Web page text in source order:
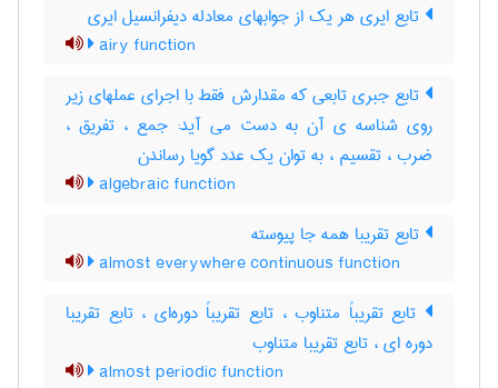
تابع ایری هر یک از جوابهای معادله دیفرانسیل ایری
airy function
تابع جبری تابعی که مقدارش فقط با اجرای عملهای زیر
روی شناسه ی آن به دست می آید: جمع ، تفریق ،
ضرب ، تقسیم ، به توان یک عدد گویا رساندن
algebraic function
تابع تقریبا همه جا پیوسته
almost everywhere continuous function
تابع تقریباً متناوب ، تابع تقریباً دوره‌ای ، تابع تقریبا
دوره ای ، تابع تقریبا متناوب
almost periodic function